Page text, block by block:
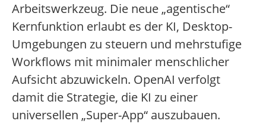
Arbeitswerkzeug. Die neue „agentische“
Kernfunktion erlaubt es der KI, Desktop-
Umgebungen zu steuern und mehrstufige
Workflows mit minimaler menschlicher
Aufsicht abzuwickeln. OpenAI verfolgt
damit die Strategie, die KI zu einer
universellen „Super-App“ auszubauen.